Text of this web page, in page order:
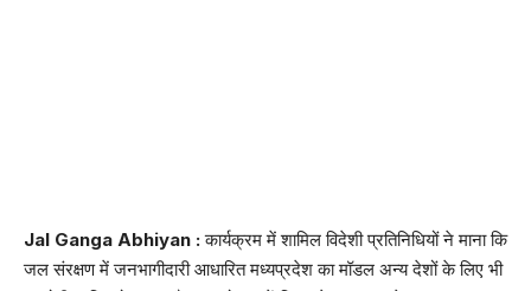
Jal Ganga Abhiyan :कार्यक्रम में शामिल विदेशी प्रतिनिधियों ने माना कि
जल संरक्षण में जनभागीदारी आधारित मध्यप्रदेश का मॉडल अन्य देशों के लिए भी